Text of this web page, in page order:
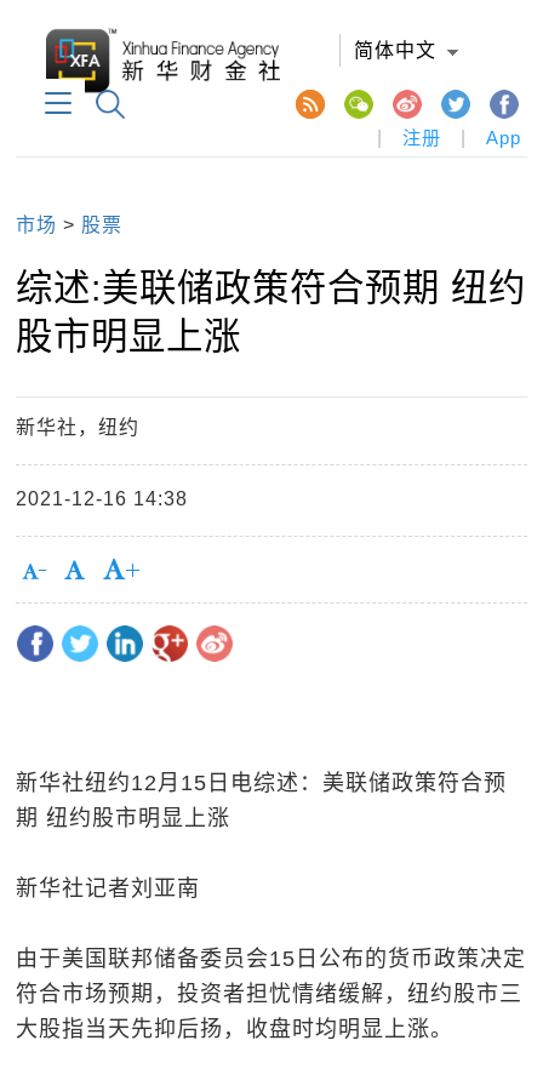
简体中文
注册 App
市场 > 股票
综述:美联储政策符合预期 纽约
股市明显上涨
新华社，纽约
2021-12-16 14:38
新华社纽约12月15日电综述：美联储政策符合预
期 纽约股市明显上涨
新华社记者刘亚南
由于美国联邦储备委员会15日公布的货币政策决定
符合市场预期，投资者担忧情绪缓解，纽约股市三
大股指当天先抑后扬，收盘时均明显上涨。